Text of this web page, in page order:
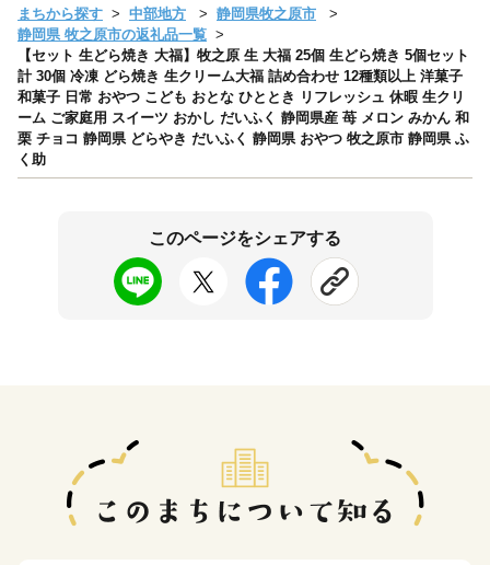
まちから探す 中部地方
静岡県牧之原市
静岡県 牧之原市の返礼品一覧
【セット 生どら焼き 大福】牧之原 生 大福 25個 生どら焼き 5個セット
計 30個 冷凍 どら焼き 生クリーム大福 詰め合わせ 12種類以上 洋菓子
和菓子 日常 おやつ こども おとな ひととき リフレッシュ 休暇 生クリ
ーム ご家庭用 スイーツ おかし だいふく 静岡県産 苺 メロン みかん 和
栗 チョコ 静岡県 どらやき だいふく 静岡県 おやつ 牧之原市 静岡県 ふ
く助
このページをシェアする